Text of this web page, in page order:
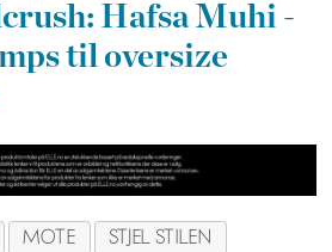
Hafsa Muhi -
til oversize
MOTE STJEL STILEN